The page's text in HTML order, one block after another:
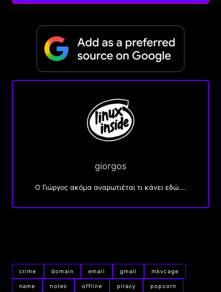
giorgos
Ο Γιώργος ακόμα αναρωτιέται τι κάνει εδώ….
crime domain email gmail mkvcage
name notes offline piracy popcorn